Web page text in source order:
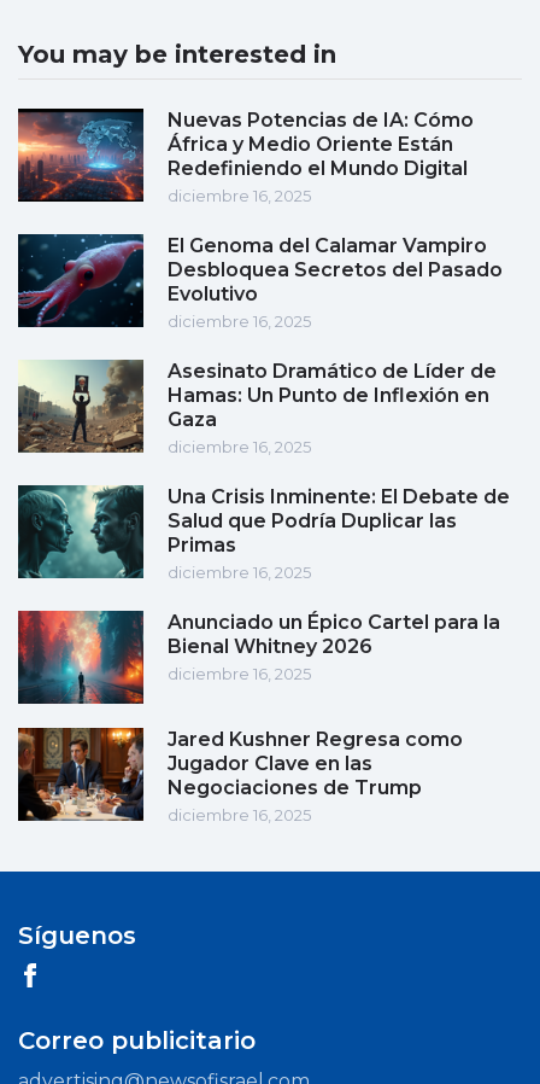
You may be interested in
Nuevas Potencias de IA: Cómo
África y Medio Oriente Están
Redefiniendo el Mundo Digital
diciembre 16, 2025
El Genoma del Calamar Vampiro
Desbloquea Secretos del Pasado
Evolutivo
diciembre 16, 2025
Asesinato Dramático de Líder de
Hamas: Un Punto de Inflexión en
Gaza
diciembre 16, 2025
Una Crisis Inminente: El Debate de
Salud que Podría Duplicar las
Primas
diciembre 16, 2025
Anunciado un Épico Cartel para la
Bienal Whitney 2026
diciembre 16, 2025
Jared Kushner Regresa como
Jugador Clave en las
Negociaciones de Trump
diciembre 16, 2025
Síguenos
Correo publicitario